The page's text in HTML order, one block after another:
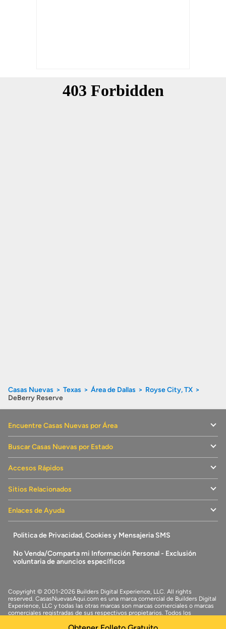
Casas Nuevas Texas Área de Dallas
Royse City, TX
DeBerry Reserve
Encuentre Casas Nuevas por Área
Buscar Casas Nuevas por Estado
Accesos Rápidos
Sitios Relacionados
Enlaces de Ayuda
Politica de Privacidad, Cookies y Mensajeria SMS
No Venda/Comparta mi Información Personal - Exclusión
voluntaria de anuncios específicos
Copyright © 2001-2026 Builders Digital Experience, LLC. All rights
reserved. CasasNuevasAqui.com es una marca comercial de Builders Digital
Experience, LLC y todas las otras marcas son marcas comerciales o marcas
comerciales registradas de sus respectivos propietarios. Todos los